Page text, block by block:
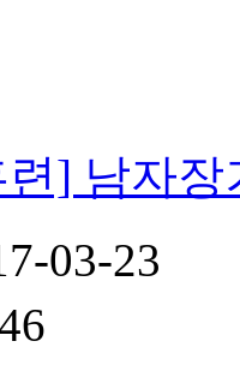
] 남자장
03-23